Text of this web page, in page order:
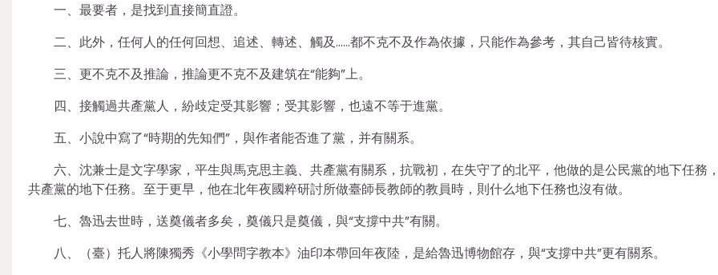
一、最要者，是找到直接簡直證。
二、此外，任何人的任何回想、追述、轉述、觸及……都不克不及作為依據，只能作為參考，其自己皆待核實。
三、更不克不及推論，推論更不克不及建筑在“能夠”上。
四、接觸過共產黨人，紛歧定受其影響；受其影響，也遠不等于進黨。
五、小說中寫了“時期的先知們”，與作者能否進了黨，并有關系。
六、沈兼士是文字學家，平生與馬克思主義、共產黨有關系，抗戰初，在失守了的北平，他做的是公民黨的地下任務
共產黨的地下任務。至于更早，他在北年夜國粹研討所做臺師長教師的教員時，則什么地下任務也沒有做。
七、魯迅去世時，送奠儀者多矣，奠儀只是奠儀，與“支撐中共”有關。
八、（臺）托人將陳獨秀《小學問字教本》油印本帶回年夜陸，是給魯迅博物館存，與“支撐中共”更有關系。